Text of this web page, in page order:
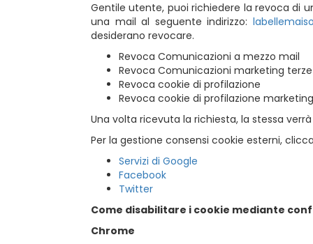
Gentile utente, puoi richiedere la revoca di
una mail al seguente indirizzo:
desiderano revocare.
Revoca Comunicazioni a mezzo mail
Revoca Comunicazioni marketing
Revoca cookie di profilazione
Revoca cookie di profilazione
Una volta ricevuta la richiesta, la stessa
Per la gestione consensi cookie esterni,
Servizi di Google
Facebook
Twitter
Come disabilitare i cookie mediante
Chrome